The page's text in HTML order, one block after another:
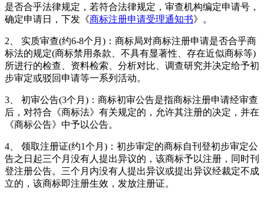
是否合乎法律规定，若符合法律规定，审查机构编定申请号，
确定申请日，下发《商标注册申请受理通知书》。
2、 实质审查(约6-8个月)：商标局对商标注册申请是否合乎商
标法的规定(商标禁用条款、不具有显著性、存在近似商标等)
所进行的检查、资料检索、分析对比、调查研究并决定给予初
步审定或驳回申请等一系列活动。
3、 初审公告(3个月)：商标初审公告是指商标注册申请经审查
后，对符合《商标法》有关规定的，允许其注册的决定，并在
《商标公告》中予以公告。
4、 领取注册证(约1个月)：初步审定的商标自刊登初步审定公
告之日起三个月没有人提出异议的，该商标予以注册，同时刊
登注册公告。三个月内没有人提出异议或提出异议经裁定不成
立的，该商标即注册生效，发放注册证。